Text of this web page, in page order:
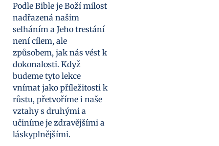
Podle Bible je Boží milost
nadřazená našim
selháním a Jeho trestání
není cílem, ale
způsobem, jak nás vést k
dokonalosti. Když
budeme tyto lekce
vnímat jako příležitosti k
růstu, přetvoříme i naše
vztahy s druhými a
učiníme je zdravějšími a
láskyplnějšími.